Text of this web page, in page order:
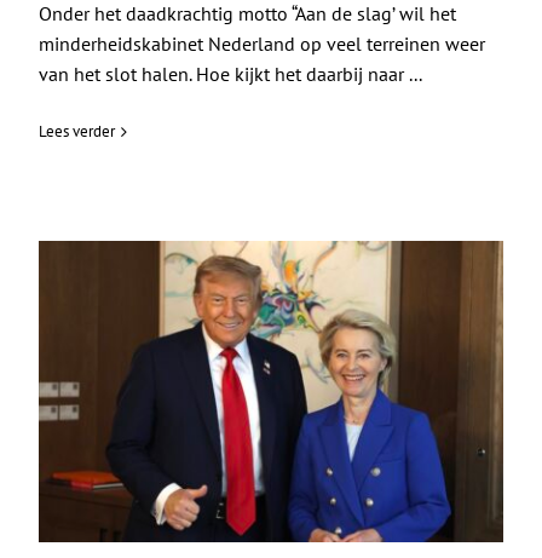
Onder het daadkrachtig motto “Aan de slag’ wil het
minderheidskabinet Nederland op veel terreinen weer
van het slot halen. Hoe kijkt het daarbij naar ...
Lees verder